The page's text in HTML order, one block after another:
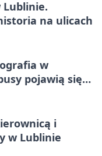
Lublinie.
na ulicach
w
pojawią się
i
w Lublinie